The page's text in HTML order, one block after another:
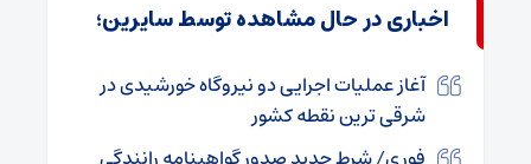
اخباری در حال مشاهده توسط سایرین؛
آغاز عملیات اجرایی دو نیروگاه خورشیدی در
شرقی ترین نقطه کشور